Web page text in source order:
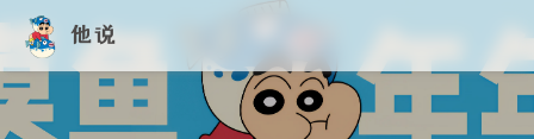
他说